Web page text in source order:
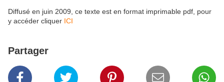
Diffusé en juin 2009, ce texte est en format imprimable pdf, pour
y accéder cliquer ICI
Partager